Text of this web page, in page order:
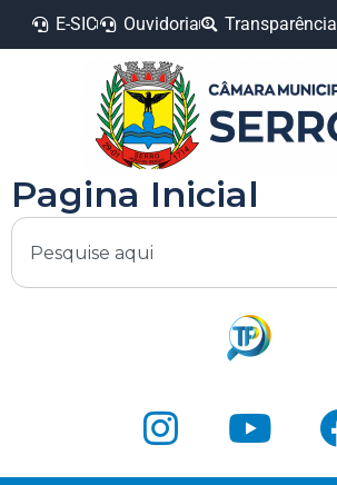
E-SIC Ouvidoria Transparência
Pagina Inicial